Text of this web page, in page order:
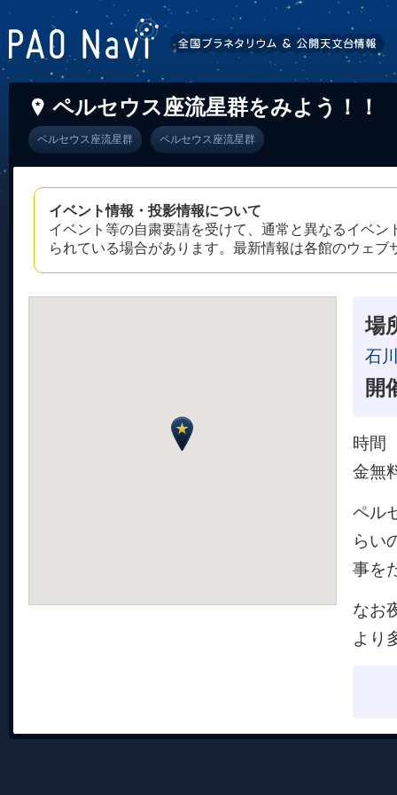
ペルセウス座流星群をみよう！！
ペルセウス座流星群 ペルセウス座流星群
イベント情報・投影情報について
イベント等の自粛要請を受けて、通常と異なるイベ
られている場合があります。最新情報は各館のウェ
場
石
開
時間
金無
ペル
らい
事を
なお
より